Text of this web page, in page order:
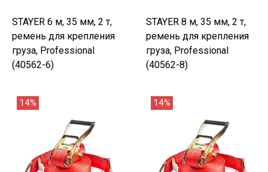
STAYER 6 м, 35 мм, 2 т,
ремень для крепления
груза, Professional
(40562-6)
STAYER 8 м, 35 мм, 2 т,
ремень для крепления
груза, Professional
(40562-8)
14% 14%